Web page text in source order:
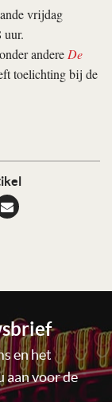
vrijdag
uur.
andereDe
toelichting bij de
en het
aan voor de